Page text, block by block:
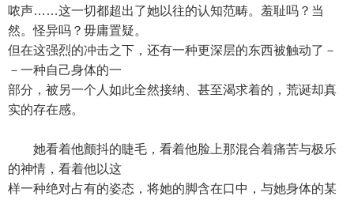
哝声……这一切都超出了她以往的认知范畴。羞耻吗？当
然。怪异吗？毋庸置疑。
但在这强烈的冲击之下，还有一种更深层的东西被触动了－
－一种自己身体的一
部分，被另一个人如此全然接纳、甚至渴求着的，荒诞却真
实的存在感。
她看着他颤抖的睫毛，看着他脸上那混合着痛苦与极乐
的神情，看着他以这
样一种绝对占有的姿态，将她的脚含在口中，与她身体的某